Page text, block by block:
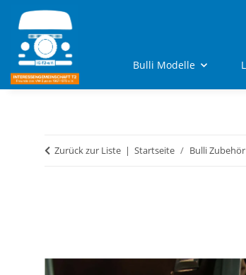
Bulli Modelle
Zurück zur Liste Startseite Bulli Zubehör